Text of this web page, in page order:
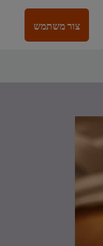
צור משתמש